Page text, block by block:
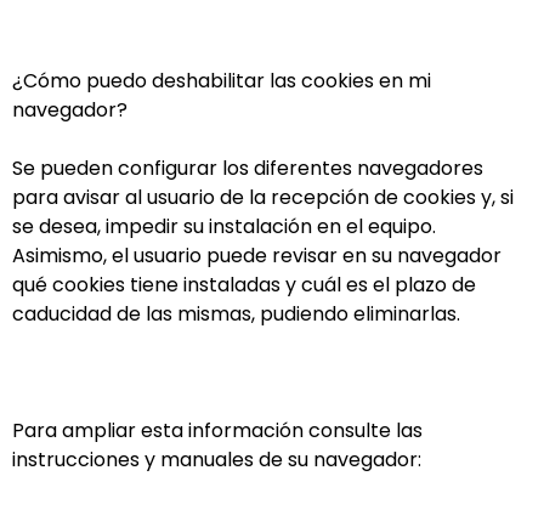
¿Cómo puedo deshabilitar las cookies en mi
navegador?
Se pueden configurar los diferentes navegadores
para avisar al usuario de la recepción de cookies y, si
se desea, impedir su instalación en el equipo.
Asimismo, el usuario puede revisar en su navegador
qué cookies tiene instaladas y cuál es el plazo de
caducidad de las mismas, pudiendo eliminarlas.
Para ampliar esta información consulte las
instrucciones y manuales de su navegador: